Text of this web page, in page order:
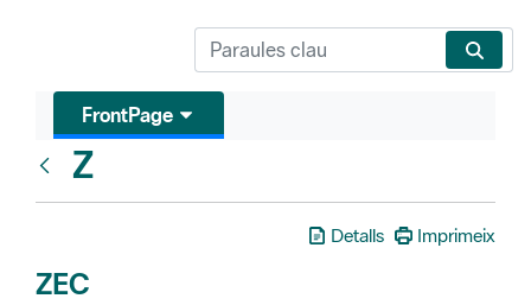
FrontPage
Z
Detalls Imprimeix
ZEC